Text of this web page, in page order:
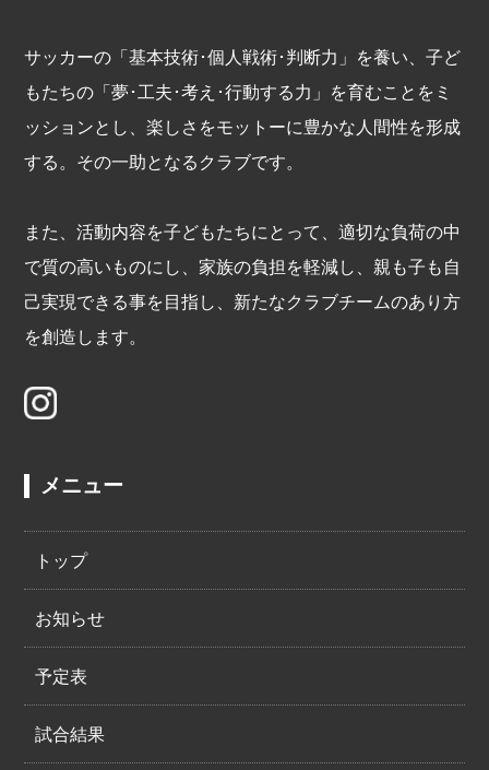
サッカーの「基本技術･個人戦術･判断力」を養い、子ど
もたちの「夢･工夫･考え･行動する力」を育むことをミ
ッションとし、楽しさをモットーに豊かな人間性を形成
する。その一助となるクラブです。
また、活動内容を子どもたちにとって、適切な負荷の中
で質の高いものにし、家族の負担を軽減し、親も子も自
己実現できる事を目指し、新たなクラブチームのあり方
を創造します。
メニュー
トップ
お知らせ
予定表
試合結果